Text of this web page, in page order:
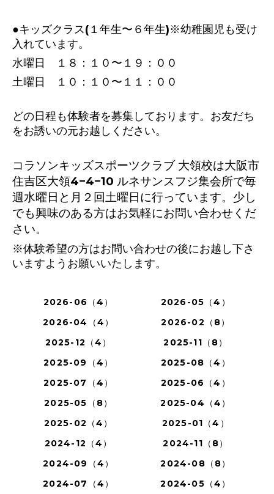
●キッズクラス(１年生〜６年生)※幼稚園児も受け
入れています。
水曜日 １８：１０〜１９：００
土曜日 １０：１０〜１１：００
どの日程も体験者を募集しております。お友だち
をお誘いの元お越しください。
コラソンキッズスポーツクラブ 大領校は大阪市
住吉区大領4−4−10 ルネサンスフジ集会所で毎
週水曜日と月２回土曜日に行っています。少し
でも興味のある方はお気軽にお問い合わせくだ
さい。
※体験希望の方はお問い合わせの後にお越し下さ
いますようお願いいたします。
2026-06（4）
2026-05（4）
2026-04（4）
2026-02（8）
2025-12（4）
2025-11（8）
2025-09（4）
2025-08（4）
2025-07（4）
2025-06（4）
2025-05（8）
2025-04（4）
2025-02（4）
2025-01（4）
2024-12（4）
2024-11（8）
2024-09（4）
2024-08（8）
2024-07（4）
2024-05（4）